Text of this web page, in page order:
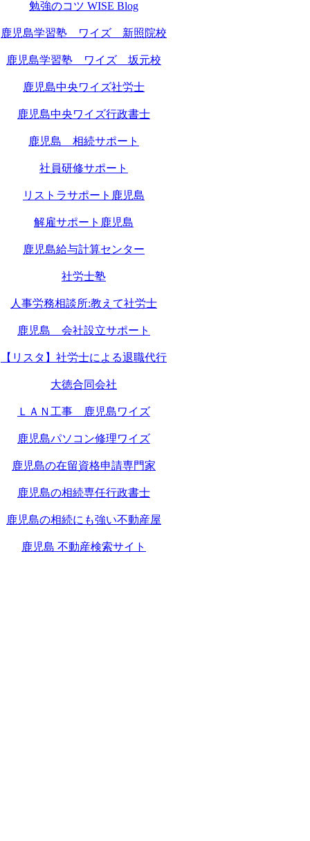
勉強のコツ WISE Blog
鹿児島学習塾 ワイズ 新照院校
鹿児島学習塾 ワイズ 坂元校
鹿児島中央ワイズ社労士
鹿児島中央ワイズ行政書士
鹿児島 相続サポート
社員研修サポート
リストラサポート鹿児島
解雇サポート鹿児島
鹿児島給与計算センター
社労士塾
人事労務相談所:教えて社労士
鹿児島 会社設立サポート
【リスタ】社労士による退職代行
大徳合同会社
ＬＡＮ工事 鹿児島ワイズ
鹿児島パソコン修理ワイズ
鹿児島の在留資格申請専門家
鹿児島の相続専任行政書士
鹿児島の相続にも強い不動産屋
鹿児島 不動産検索サイト